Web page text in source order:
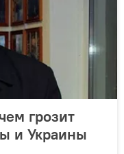
грозит
и Украины